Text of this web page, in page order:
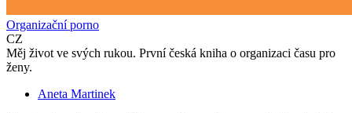
Organizační porno
CZ
Měj život ve svých rukou. První česká kniha o organizaci času pro
ženy.
Aneta Martinek